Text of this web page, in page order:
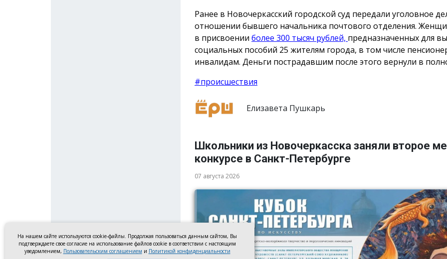
Ранее в Новочеркасский городской суд передали уголовное
отношении бывшего начальника почтового отделения.
в присвоении более 300 тысяч рублей, предназначенных для
социальных пособий 25 жителям города, в том числе
инвалидам. Деньги пострадавшим после этого вернули в
#происшествия
Елизавета Пушкарь
Школьники из Новочеркасска заняли второе
конкурсе в Санкт-Петербурге
07 августа 2026
На нашем сайте используются cookie-файлы. Продолжая пользоваться данным сайтом, Вы
подтверждаете свое согласие на использование файлов cookie в соответствии с настоящим
уведомлением, Пользовательским соглашением и Политикой конфиденциальности